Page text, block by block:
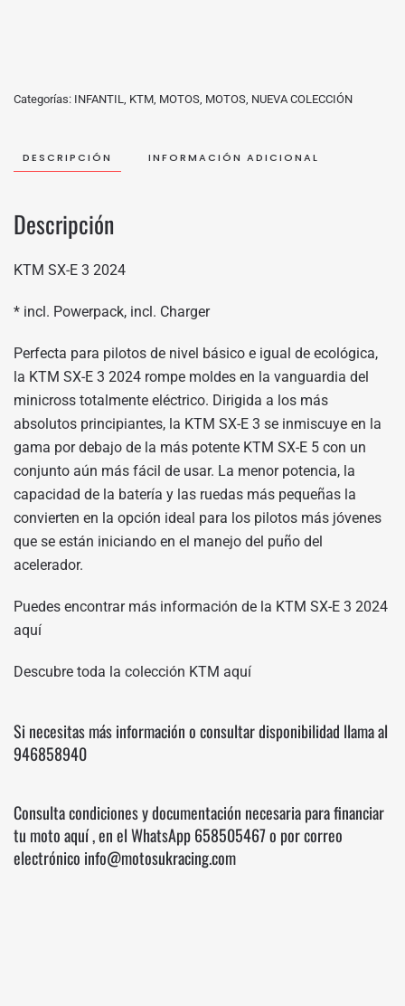
Categorías: INFANTIL, KTM, MOTOS, MOTOS, NUEVA COLECCIÓN
DESCRIPCIÓN INFORMACIÓN ADICIONAL
Descripción
KTM SX-E 3 2024
* incl. Powerpack, incl. Charger
Perfecta para pilotos de nivel básico e igual de ecológica,
la KTM SX-E 3 2024 rompe moldes en la vanguardia del
minicross totalmente eléctrico. Dirigida a los más
absolutos principiantes, la KTM SX-E 3 se inmiscuye en la
gama por debajo de la más potente KTM SX-E 5 con un
conjunto aún más fácil de usar. La menor potencia, la
capacidad de la batería y las ruedas más pequeñas la
convierten en la opción ideal para los pilotos más jóvenes
que se están iniciando en el manejo del puño del
acelerador.
Puedes encontrar más información de la KTM SX-E 3 2024
aquí
Descubre toda la colección KTM aquí
Si necesitas más información o consultar disponibilidad llama al
946858940
Consulta condiciones y documentación necesaria para financiar
tu motoaquí, en el WhatsApp658505467o por correo
electrónico info@motosukracing.com